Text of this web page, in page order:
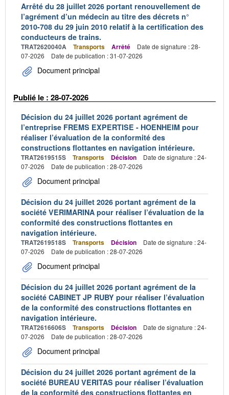
Arrêté du 28 juillet 2026 portant renouvellement de
l’agrément d’un médecin au titre des décrets n°
2010-708 du 29 juin 2010 relatif à la certification des
conducteurs de trains.
TRAT2620040A Transports Arrêté
Date de signature : 28-
07-2026
Date de publication : 31-07-2026
Document principal
Publié le : 28-07-2026
Décision du 24 juillet 2026 portant agrément de
l’entreprise FREMS EXPERTISE - HOENHEIM pour
réaliser l’évaluation de la conformité des
constructions flottantes en navigation intérieure.
TRAT2619515S Transports Décision
Date de signature : 24-
07-2026
Date de publication : 28-07-2026
Document principal
Décision du 24 juillet 2026 portant agrément de la
société VERIMARINA pour réaliser l’évaluation de la
conformité des constructions flottantes en
navigation intérieure.
TRAT2619518S Transports Décision
Date de signature : 24-
07-2026
Date de publication : 28-07-2026
Document principal
Décision du 24 juillet 2026 portant agrément de la
société CABINET JP RUBY pour réaliser l’évaluation
de la conformité des constructions flottantes en
navigation intérieure.
TRAT2616606S Transports Décision
Date de signature : 24-
07-2026
Date de publication : 28-07-2026
Document principal
Décision du 24 juillet 2026 portant agrément de la
société BUREAU VERITAS pour réaliser l’évaluation
de la conformité des constructions flottantes en